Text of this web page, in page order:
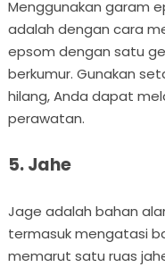
Menggunakan garam
adalah dengan cara
epsom dengan satu
berkumur. Gunakan
hilang, Anda dapat
perawatan.
5. Jahe
Jage adalah bahan
termasuk mengatasi
memarut satu ruas